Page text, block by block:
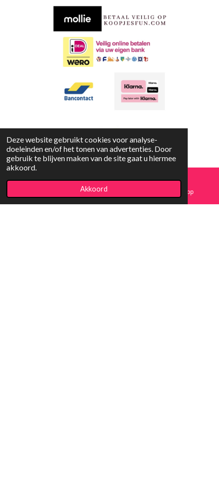
Deze website gebruikt cookies voor analyse-
doeleinden en/of het tonen van advertenties. Door
gebruik te blijven maken van de site gaat u hiermee
akkoord.
Akkoord
A
Copyright
Facebook WhatsApp